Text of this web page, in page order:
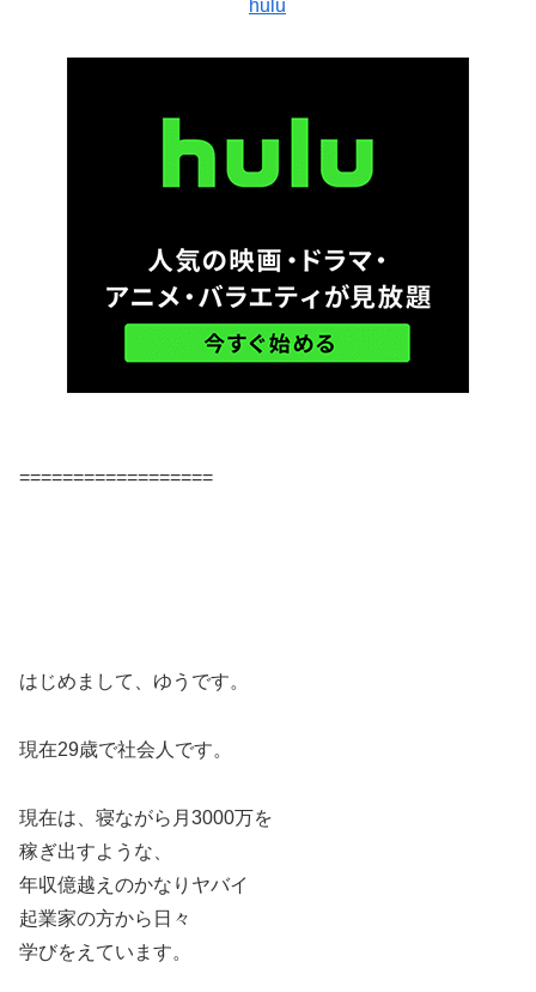
hulu
==================
はじめまして、ゆうです。
現在29歳で社会人です。
現在は、寝ながら月3000万を
稼ぎ出すような、
年収億越えのかなりヤバイ
起業家の方から日々
学びをえています。